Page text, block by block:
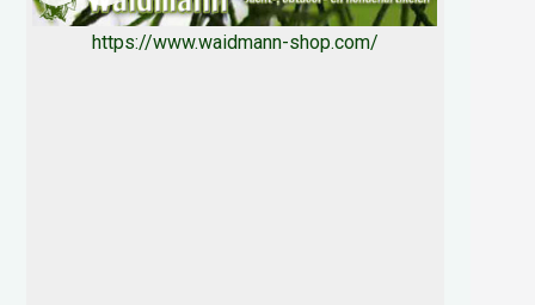
https://www.waidmann-shop.com/